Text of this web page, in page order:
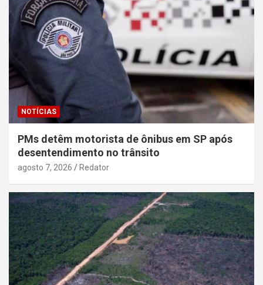
NOTÍCIAS
PMs detêm motorista de ônibus em SP após
desentendimento no trânsito
agosto 7, 2026 Redator